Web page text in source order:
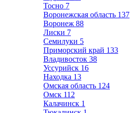
Тосно 7
Воронежская область 137
Воронеж 88
Лиски 7
Семилуки 5
Приморский край 133
Владивосток 38
Уссурийск 16
Находка 13
Омская область 124
Омск 112
Калачинск 1